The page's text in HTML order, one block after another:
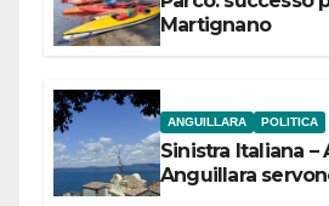
Martignano
ANGUILLARA POLITICA
Sinistra Italiana –
Anguillara